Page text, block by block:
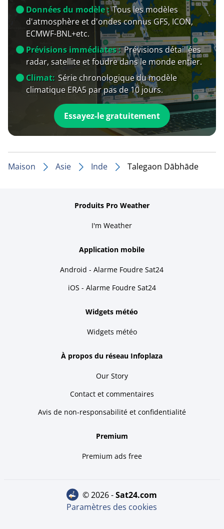
Données du modèle : Tous les modèles
d'atmosphère et d'ondes connus GFS, ICON,
ECMWF-BNL+etc.
Prévisions immédiates : Prévisions détaillées
radar, satellite et foudre dans le monde entier.
Climat: Série chronologique du modèle
climatique ERA5 par pas de 10 jours.
Essayez-le gratuitement
Maison Asie Inde Talegaon Dābhāde
Produits Pro Weather
I'm Weather
Application mobile
Android - Alarme Foudre Sat24
iOS - Alarme Foudre Sat24
Widgets météo
Widgets météo
À propos du réseau Infoplaza
Our Story
Contact et commentaires
Avis de non-responsabilité et confidentialité
Premium
Premium ads free
© 2026 - sat24.com
Paramètres des cookies